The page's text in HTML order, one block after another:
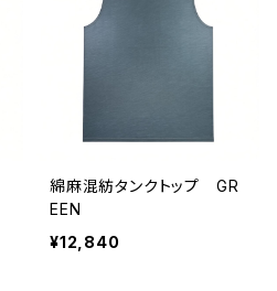
綿麻混紡タンクトップ GR
EEN
¥12,840